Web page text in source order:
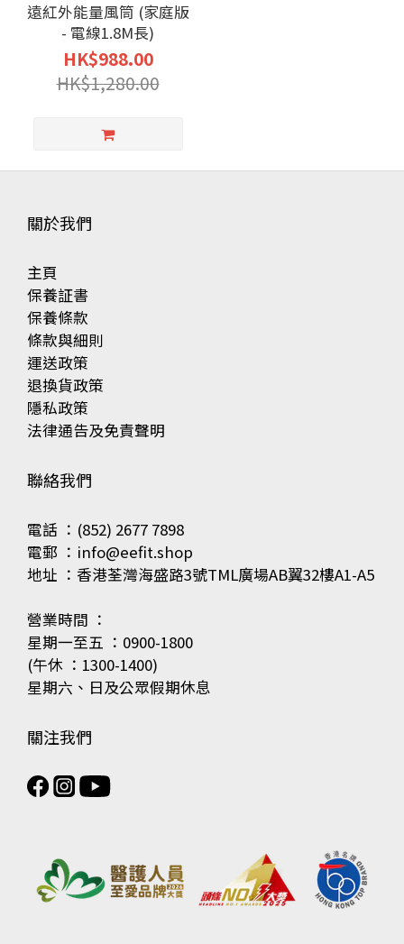
遠紅外能量風筒 (家庭版
- 電線1.8M長)
HK$988.00
HK$1,280.00
關於我們
主頁
保養証書
保養條款
條款與細則
運送政策
退換貨政策
隱私政策
法律通告及免責聲明
聯絡我們
電話 ：(852) 2677 7898
電郵 ：info@eefit.shop
地址 ：香港荃灣海盛路3號TML廣場AB翼32樓A1-A5
營業時間 ：
星期一至五 ：0900-1800
(午休 ：1300-1400)
星期六、日及公眾假期休息
關注我們